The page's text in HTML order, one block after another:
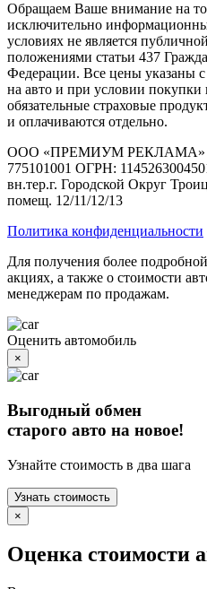
Обращаем Ваше внимание на
исключительно
условиях не является
положениями статьи 437
Федерации. Все цены указаны
на авто и при условии покупки
обязательные страховые
и оплачиваются отдельно.
ООО «ПРЕМИУМ РЕКЛАМА»
775101001 ОГРН:
вн.тер.г. Городской Округ
помещ. 12/11/12/13
Политика конфиденциальности
Для получения более
акциях, а также о стоимости
менеджерам по продажам.
Оценить автомобиль
×
Выгодный обмен
старого авто на новое!
Узнайте стоимость в два шага
Узнать стоимость
×
Оценка стоимости